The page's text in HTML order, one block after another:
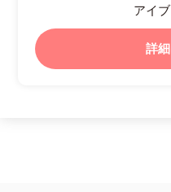
アイ
詳